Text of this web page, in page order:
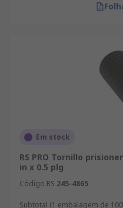
Em stock
RS PRO Tornillo
in x 0.5 plg
Código RS 245-4865
Subtotal (1 embalagem de